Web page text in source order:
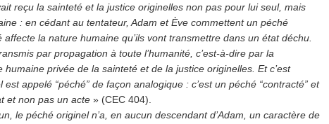
reçu la sainteté et la justice originelles non pas pour lui seul, mais
: en cédant au tentateur, Adam et Ève commettent un péché
la nature humaine qu’ils vont transmettre dans un état déchu.
par propagation à toute l’humanité, c’est-à-dire par la
humaine privée de la sainteté et de la justice originelles. Et c’est
appelé “péché” de façon analogique : c’est un péché “contracté” et
et non pas un acte » (CEC 404).
le péché originel n’a, en aucun descendant d’Adam, un caractère de